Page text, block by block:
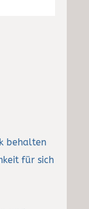
behalten
für sich